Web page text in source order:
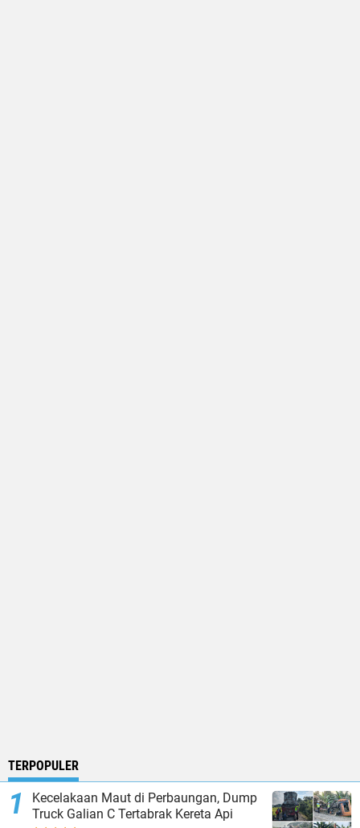
TERPOPULER
Kecelakaan Maut di Perbaungan, Dump
Truck Galian C Tertabrak Kereta Api